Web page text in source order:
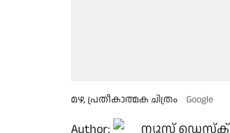
മഴ, പ്രതീകാത്മക ചിത്രം Google
Author: ന്യൂസ് ഡെസ്ക്